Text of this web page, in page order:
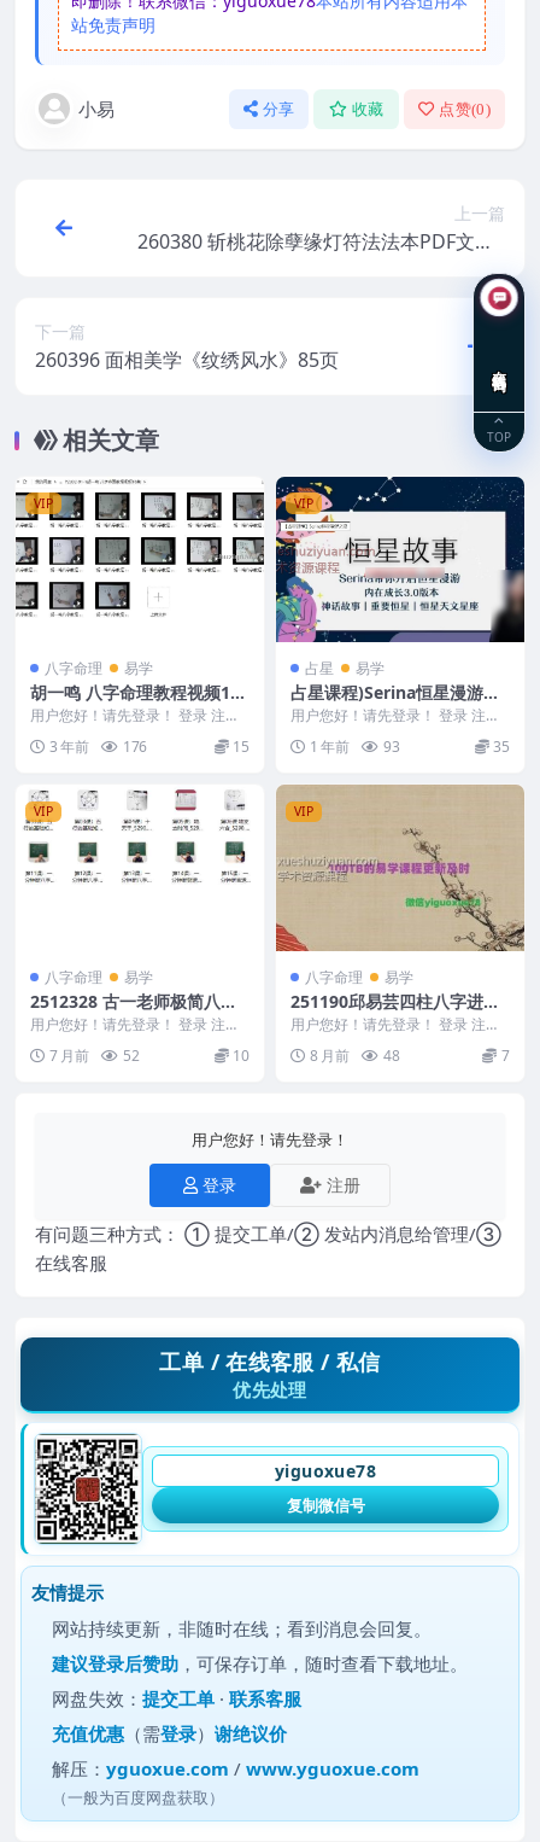
站免责声明
小易 分享 收藏 点赞(0)
上一篇
260380 斩桃花除孽缘灯符法法本PDF文档6
页Y
下一篇
260396 面相美学《纹绣风水》85页
相关文章
VIP
八字命理 易学
胡一鸣 八字命理教程视频16
集
用户您好！请先登录！ 登录 注册
胡一鸣 八字命理教程视频16集 Y2
302-9...
3 年前 176 15
VIP
占星 易学
占星课程)Serina恒星漫游之
旅·解密星空的语言～深度‮习
学‬一整年～心灵升级3.0「知
识层面+实修层面」
用户您好！请先登录！ 登录 注册
占星课程)Serina恒星漫游之旅·解
密星空的...
1 年前 93 35
VIP
八字命理 易学
2512328 古一老师极简八字
课18节视频Y
用户您好！请先登录！ 登录 注册
古一老师极简八字课18节视频Y 25
12328...
7 月前 52 10
VIP
八字命理 易学
251190邱易芸四柱八字进阶
之路之象法应用解秘，1集视
频，时长约2小时42分钟Y
用户您好！请先登录！ 登录 注册
邱易芸四柱八字进阶之路之象法应
用解秘，1集视频...
8 月前 48 7
用户您好！请先登录！
登录 注册
有问题三种方式： ① 提交工单/② 发站内消息给管理/③
在线客服
工单 / 在线客服 / 私信
优先处理
yiguoxue78
复制微信号
友情提示
网站持续更新，非随时在线；看到消息会回复。
建议登录后赞助 ，可保存订单，随时查看下载地址。
网盘失效：提交工单 ·联系客服
充值优惠 （需登录）谢绝议价
解压：yguoxue.com /www.yguoxue.com
（一般为百度网盘获取）
TOP